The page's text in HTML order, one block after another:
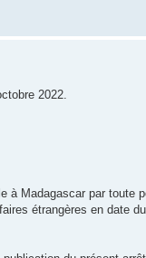
2022.
à Madagascar par toute
étrangères en date